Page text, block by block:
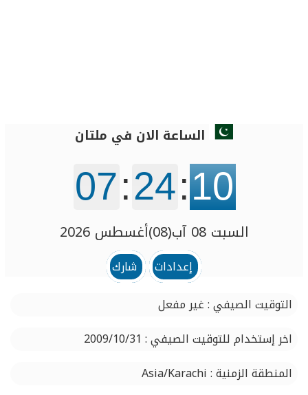
الساعة الان في ملتان
07:24:10
السبت 08 آب(08)أغسطس 2026
إعدادات
شارك
التوقيت الصيفي : غير مفعل
اخر إستخدام للتوقيت الصيفي : 2009/10/31
المنطقة الزمنية : Asia/Karachi